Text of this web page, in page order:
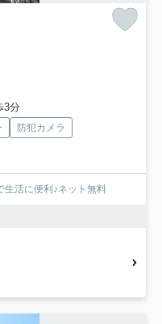
3分
防犯カメラ
生活に便利♪ネット無料